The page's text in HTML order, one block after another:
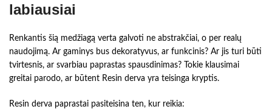
labiausiai
Renkantis šią medžiagą verta galvoti ne abstrakčiai, o per realų
naudojimą. Ar gaminys bus dekoratyvus, ar funkcinis? Ar jis turi būti
tvirtesnis, ar svarbiau paprastas spausdinimas? Tokie klausimai
greitai parodo, ar būtent Resin derva yra teisinga kryptis.
Resin derva paprastai pasiteisina ten, kur reikia: